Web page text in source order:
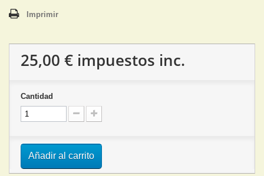
Imprimir
25,00 € impuestos inc.
Cantidad
Añadir al carrito